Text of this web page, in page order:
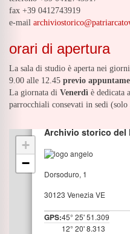
fax +39 0412743919
e-mail
orari di apertura
La sala di studio è aperta nei
9.00 alle 12.45 previo
La giornata di Venerdì è dedicata
parrocchiali consevati in sedi (solo
Archivio storico del
Dorsoduro, 1
30123 Venezia VE
GPS:45° 25' 51.309
12° 20' 8.313
+
−